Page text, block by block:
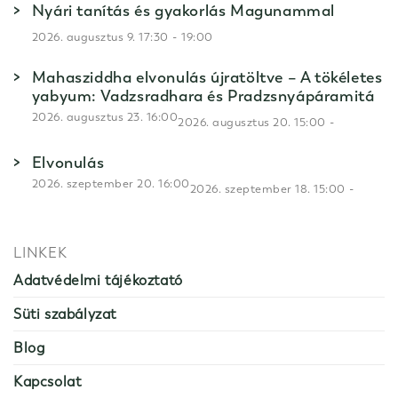
Nyári tanítás és gyakorlás Magunammal
2026. augusztus 9. 17:30 -19:00
Mahasziddha elvonulás újratöltve – A tökéletes
yabyum: Vadzsradhara és Pradzsnyápáramitá
2026. augusztus 20. 15:00 -
2026. augusztus 23. 16:00
Elvonulás
2026. szeptember 18. 15:00 -
2026. szeptember 20. 16:00
LINKEK
Adatvédelmi tájékoztató
Süti szabályzat
Blog
Kapcsolat